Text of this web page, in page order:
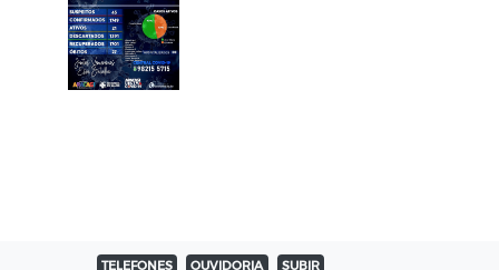
TELEFONES OUVIDORIA SUBIR